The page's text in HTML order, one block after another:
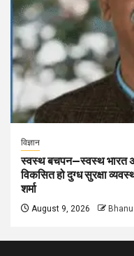
विज्ञान
स्वस्थ बचपन—स्वस्थ भारत
विकसित हो दुग्ध सुरक्षा
शर्मा
August 9, 2026